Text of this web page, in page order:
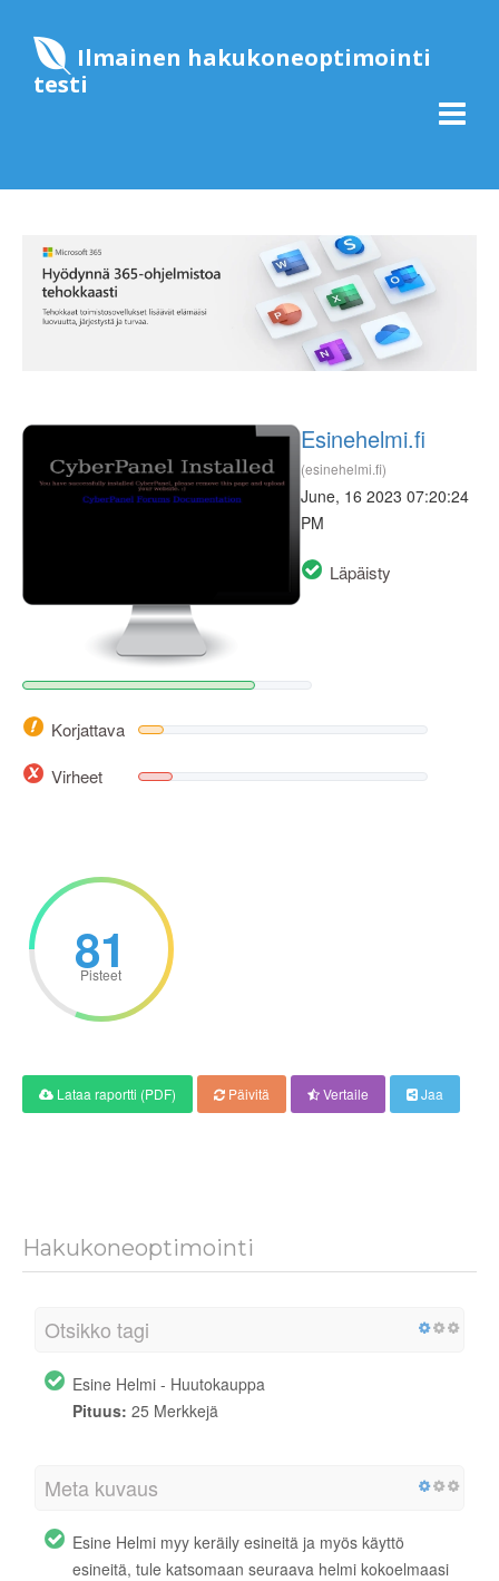
Ilmainen hakukoneoptimointi
testi
Esinehelmi.fi
(esinehelmi.fi)
June, 16 2023 07:20:24
PM
Läpäisty
Korjattava
Virheet
81
Pisteet
Lataa raportti (PDF) Päivitä Vertaile Jaa
Hakukoneoptimointi
Otsikko tagi
Esine Helmi - Huutokauppa
Pituus: 25 Merkkejä
Meta kuvaus
Esine Helmi myy keräily esineitä ja myös käyttö
esineitä, tule katsomaan seuraava helmi kokoelmaasi